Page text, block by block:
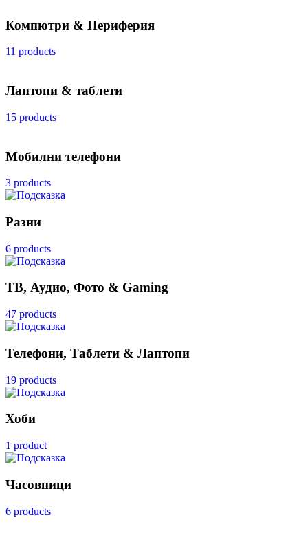
Компютри & Периферия
11 products
Лаптопи & таблети
15 products
Мобилни телефони
3 products
Разни
6 products
ТВ, Аудио, Фото & Gaming
47 products
Телефони, Таблети & Лаптопи
19 products
Хоби
1 product
Часовници
6 products